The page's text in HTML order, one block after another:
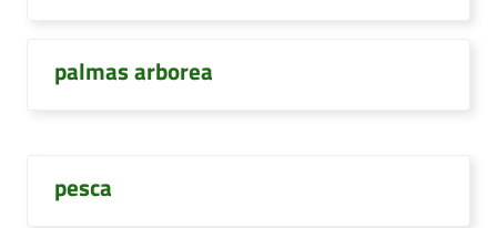
palmas arborea
pesca